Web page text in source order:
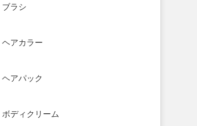
ブラシ
ヘアカラー
ヘアパック
ボディクリーム